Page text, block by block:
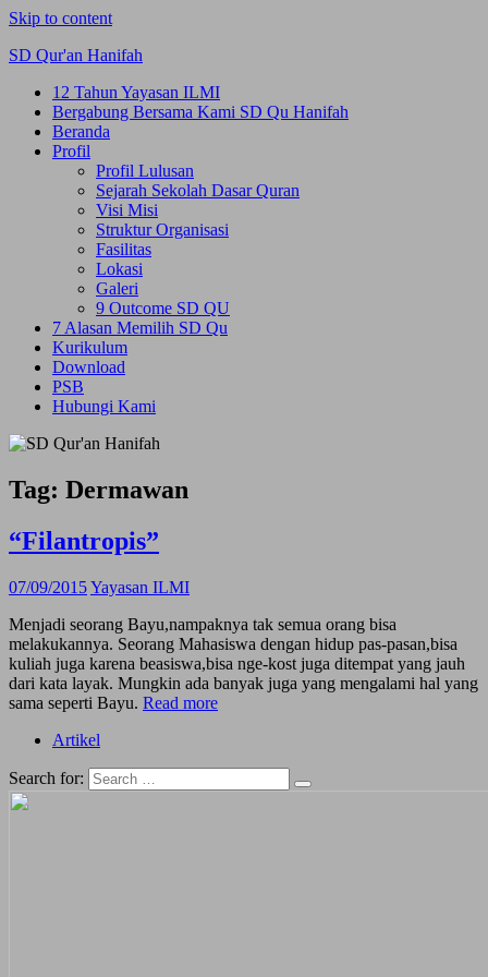
Skip to content
SD Qur'an Hanifah
12 Tahun Yayasan ILMI
Bergabung Bersama Kami SD Qu Hanifah
Beranda
Profil
Profil Lulusan
Sejarah Sekolah Dasar Quran
Visi Misi
Struktur Organisasi
Fasilitas
Lokasi
Galeri
9 Outcome SD QU
7 Alasan Memilih SD Qu
Kurikulum
Download
PSB
Hubungi Kami
Tag: Dermawan
“Filantropis”
07/09/2015Yayasan ILMI
Menjadi seorang Bayu,nampaknya tak semua orang bisa
melakukannya. Seorang Mahasiswa dengan hidup pas-pasan,bisa
kuliah juga karena beasiswa,bisa nge-kost juga ditempat yang jauh
dari kata layak. Mungkin ada banyak juga yang mengalami hal yang
sama seperti Bayu. Read more
Artikel
Search for: